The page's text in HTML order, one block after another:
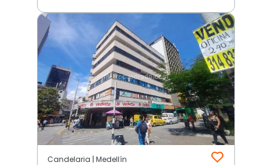
Candelaria | Medellín